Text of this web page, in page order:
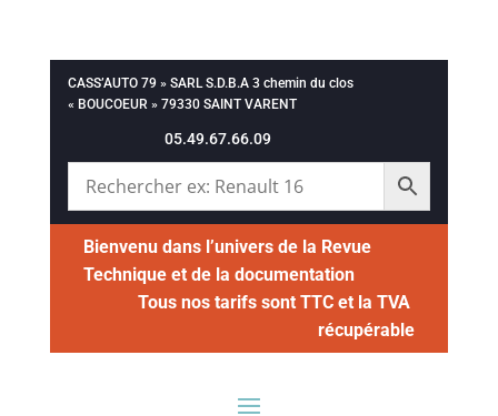
CASS’AUTO 79 » SARL S.D.B.A 3 chemin du clos
« BOUCOEUR » 79330 SAINT VARENT
05.49.67.66.09
Bienvenu dans l’univers de la Revue
Technique et de la documentation
Tous nos tarifs sont TTC et la TVA
récupérable